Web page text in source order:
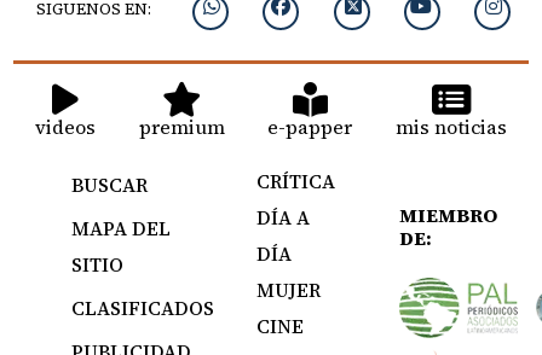
SIGUENOS EN:
videos premium e-papper mis noticias
BUSCAR
MAPA DEL
SITIO
CLASIFICADOS
CRÍTICA
DÍA A
DÍA
MUJER
CINE
MIEMBRO
DE: